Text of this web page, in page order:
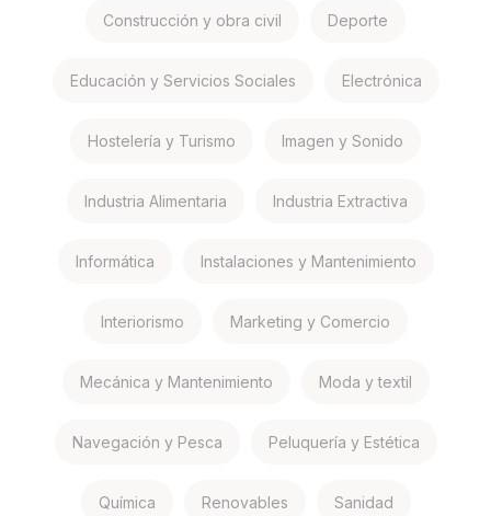
Construcción y obra civil Deporte
Educación y Servicios Sociales Electrónica
Hostelería y Turismo Imagen y Sonido
Industria Alimentaria Industria Extractiva
Informática Instalaciones y Mantenimiento
Interiorismo Marketing y Comercio
Mecánica y Mantenimiento Moda y textil
Navegación y Pesca Peluquería y Estética
Química Renovables Sanidad